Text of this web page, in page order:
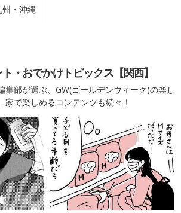
州・沖縄
・おでかけトピックス【関西】
集部が選ぶ、GW(ゴールデンウィーク)の楽し
家で楽しめるコンテンツも続々！